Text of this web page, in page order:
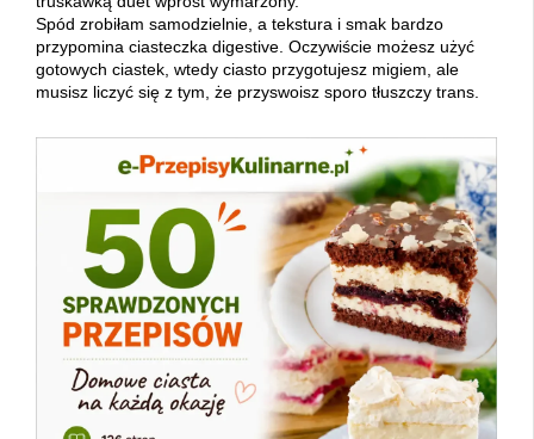
Spód zrobiłam samodzielnie, a tekstura i smak bardzo
przypomina ciasteczka digestive. Oczywiście możesz użyć
gotowych ciastek, wtedy ciasto przygotujesz migiem, ale
musisz liczyć się z tym, że przyswoisz sporo tłuszczy trans.